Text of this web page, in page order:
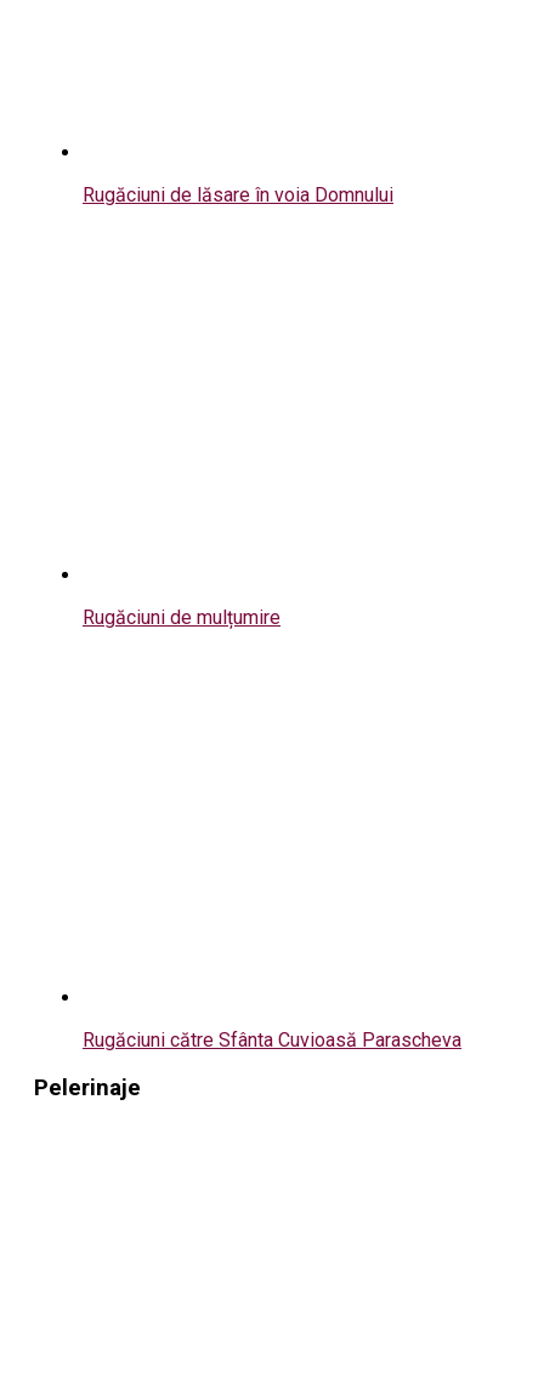
Rugăciuni de lăsare în voia Domnului
Rugăciuni de mulțumire
Rugăciuni către Sfânta Cuvioasă Parascheva
Pelerinaje